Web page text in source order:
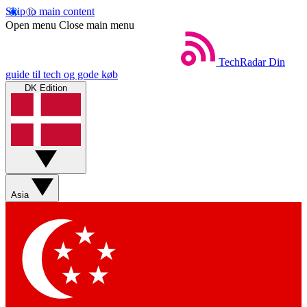
Skip to main content
Open menu Close main menu
TechRadar Din
guide til tech og gode køb
DK Edition
Asia